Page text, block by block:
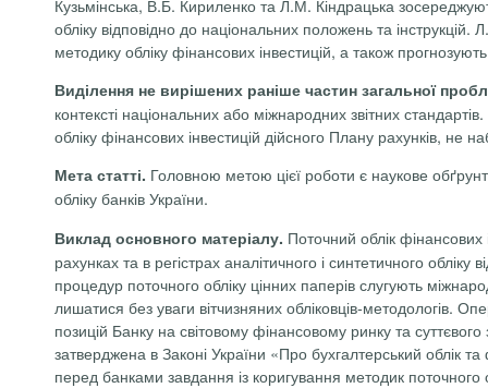
обліку відповідно до національних положень та
методику обліку фінансових інвестицій, а також
Виділення не вирішених раніше частин загальної
контексті національних або міжнародних звітних
обліку фінансових інвестицій дійсного Плану рахунків, не
Мета статті. Головною метою цієї роботи є наукове
обліку банків України.
Виклад основного матеріалу. Поточний облік
рахунках та в регістрах аналітичного і синтетичного
процедур поточного обліку цінних паперів слугують
лишатися без уваги вітчизняних обліковців-методологів.
позицій Банку на світовому фінансовому ринку та
затверджена в Законі України «Про бухгалтерський облік
перед банками завдання із коригування методик поточного